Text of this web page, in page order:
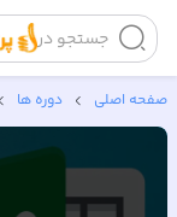
جستجو در
صفحه اصلی دوره ها